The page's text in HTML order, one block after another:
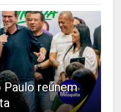
Paulo reúnem